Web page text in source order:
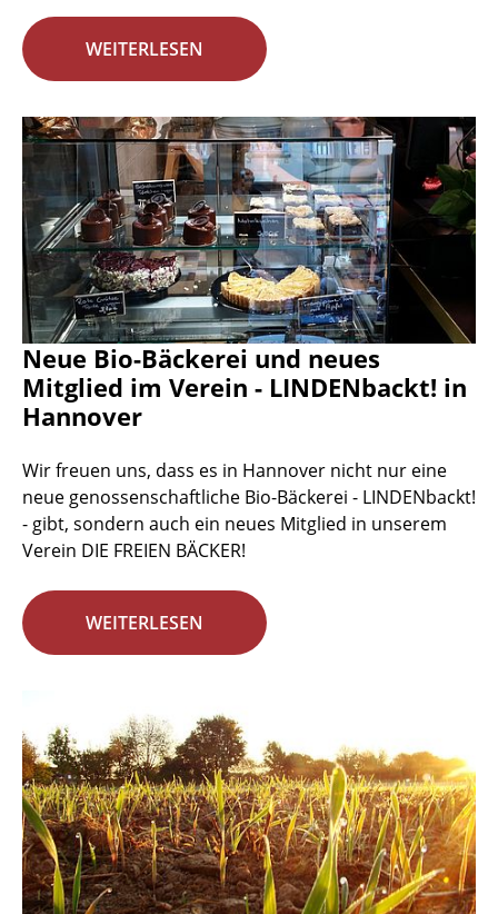
WEITERLESEN
Neue Bio-Bäckerei und neues
Mitglied im Verein - LINDENbackt! in
Hannover
Wir freuen uns, dass es in Hannover nicht nur eine
neue genossenschaftliche Bio-Bäckerei - LINDENbackt!
- gibt, sondern auch ein neues Mitglied in unserem
Verein DIE FREIEN BÄCKER!
WEITERLESEN